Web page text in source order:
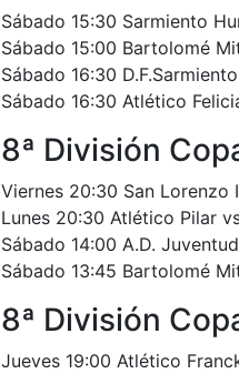
Sábado 15:30 Sarmiento
Sábado 15:00 Bartolomé
Sábado 16:30
Sábado 16:30 Atlético
8ª División
Viernes 20:30 San Lorenzo
Lunes 20:30 Atlético Pilar
Sábado 14:00 A.D.
Sábado 13:45 Bartolomé
8ª División
Jueves 19:00 Atlético